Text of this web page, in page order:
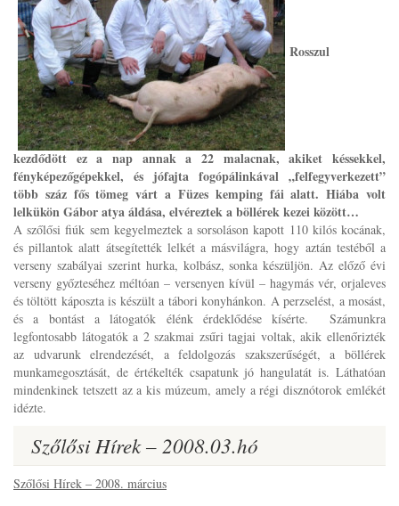
Rosszul
kezdődött ez a nap annak a 22 malacnak, akiket késsekkel,
fényképezőgépekkel, és jófajta fogópálinkával „felfegyverkezett”
több száz fős tömeg várt a Füzes kemping fái alatt. Hiába volt
lelkükön Gábor atya áldása, elvéreztek a böllérek kezei között…
A szőlősi fiúk sem kegyelmeztek a sorsoláson kapott 110 kilós kocának,
és pillantok alatt átsegítették lelkét a másvilágra, hogy aztán testéből a
verseny szabályai szerint hurka, kolbász, sonka készüljön. Az előző évi
verseny győzteséhez méltóan – versenyen kívül – hagymás vér, orjaleves
és töltött káposzta is készült a tábori konyhánkon. A perzselést, a mosást,
és a bontást a látogatók élénk érdeklődése kísérte. Számunkra
legfontosabb látogatók a 2 szakmai zsűri tagjai voltak, akik ellenőrizték
az udvarunk elrendezését, a feldolgozás szakszerűségét, a böllérek
munkamegosztását, de értékelték csapatunk jó hangulatát is. Láthatóan
mindenkinek tetszett az a kis múzeum, amely a régi disznótorok emlékét
idézte.
Szőlősi Hírek – 2008.03.hó
Szőlősi Hírek – 2008. március